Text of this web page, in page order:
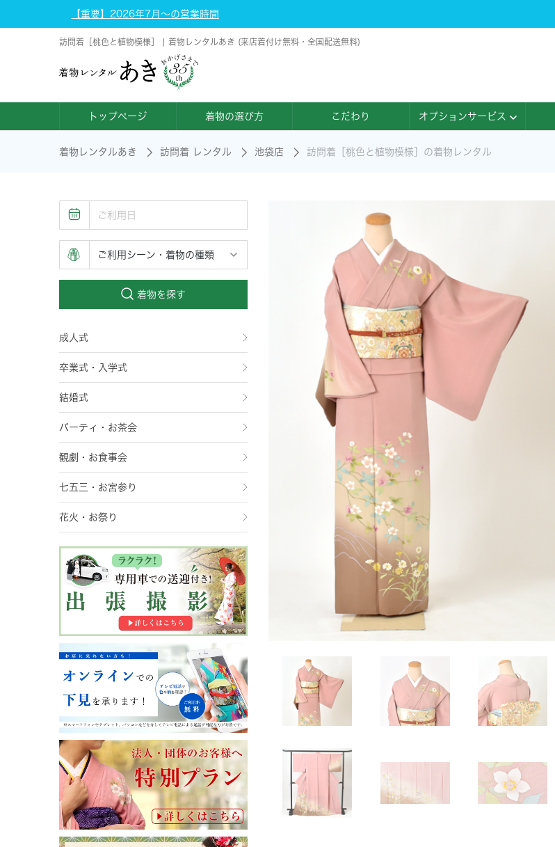
【重要】2026年7月～の営業時間
訪問着［桃色と植物模様］ | 着物レンタルあき (来店着付け無料・全国配送無料)
トップページ 着物の選び方 こだわり オプションサービス
着物レンタルあき 訪問着 レンタル 池袋店 訪問着［桃色と植物模様］の着物レンタル
着物を探す
成人式
卒業式・入学式
結婚式
パーティ・お茶会
観劇・お食事会
七五三・お宮参り
花火・お祭り